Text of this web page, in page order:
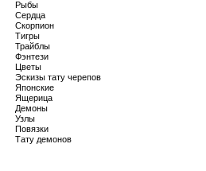
Рыбы
Сердца
Скорпион
Тигры
Трайблы
Фэнтези
Цветы
Эскизы тату черепов
Японские
Ящерица
Демоны
Узлы
Повязки
Тату демонов